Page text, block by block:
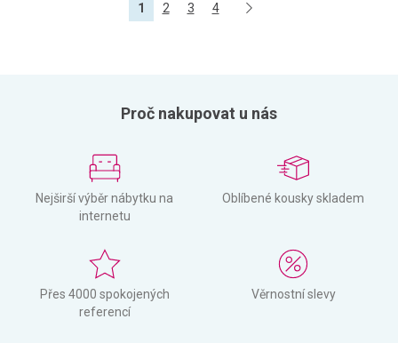
1 2 3 4
Proč nakupovat u nás
Nejširší výběr nábytku na
internetu
Oblíbené kousky skladem
Přes 4000 spokojených
referencí
Věrnostní slevy